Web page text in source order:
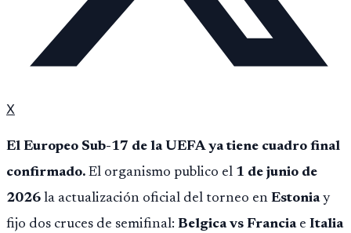
X
El Europeo Sub-17 de la UEFA ya tiene cuadro final
confirmado. El organismo publico el 1 de junio de
2026 la actualización oficial del torneo en Estoniay
fijo dos cruces de semifinal: Belgica vs Franciae Italia